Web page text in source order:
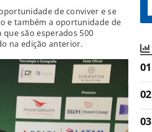
de conviver e se
e também a oportunidade de
são esperados 500
na edição anterior.